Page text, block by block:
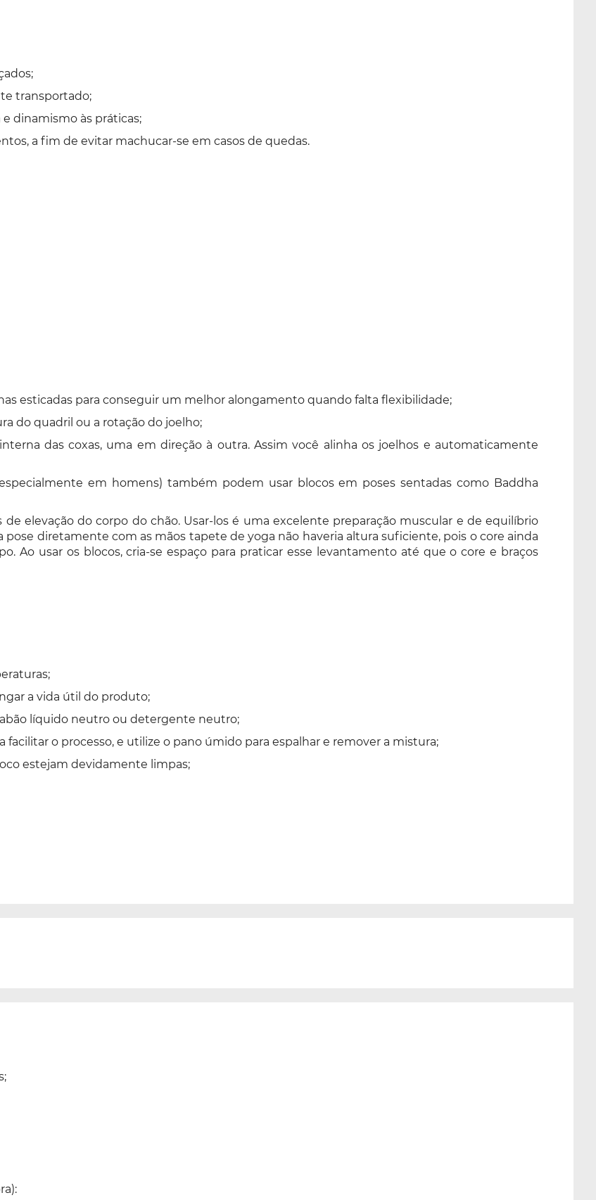
transportado;
dinamismo às práticas;
a fim de evitar machucar-se em casos de quedas.
esticadas para conseguir um melhor alongamento quando falta flexibilidade;
do quadril ou a rotação do joelho;
das coxas, uma em direção à outra. Assim você alinha os joelhos e automaticamente
em homens) também podem usar blocos em poses sentadas como Baddha
elevação do corpo do chão. Usar-los é uma excelente preparação muscular e de equilíbrio
pose diretamente com as mãos tapete de yoga não haveria altura suficiente, pois o core ainda
Ao usar os blocos, cria-se espaço para praticar esse levantamento até que o core e braços
a vida útil do produto;
líquido neutro ou detergente neutro;
o processo, e utilize o pano úmido para espalhar e remover a mistura;
estejam devidamente limpas;